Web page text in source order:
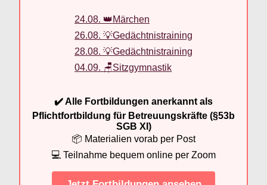
24.08. 👑Märchen
26.08. 💡Gedächtnistraining
28.08. 💡Gedächtnistraining
04.09. 🪑Sitzgymnastik
✔️ Alle Fortbildungen anerkannt als
Pflichtfortbildung für Betreuungskräfte (§53b
SGB XI)
📦 Materialien vorab per Post
💻 Teilnahme bequem online per Zoom